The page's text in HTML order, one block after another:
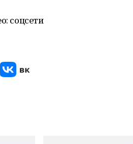
соцсети